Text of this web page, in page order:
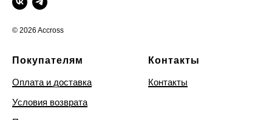
© 2026 Accross
Покупателям
Оплата и доставка
Условия возврата
Контакты
Контакты